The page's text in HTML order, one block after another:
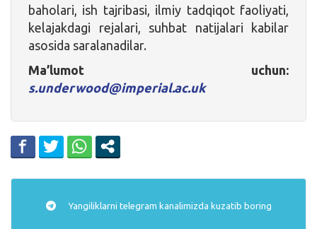
baholari, ish tajribasi, ilmiy tadqiqot faoliyati,
kelajakdagi rejalari, suhbat natijalari kabilar
asosida saralanadilar.
Ma’lumot uchun:
s.underwood@imperial.ac.uk
Yangiliklarni telegram kanalimizda kuzatib boring